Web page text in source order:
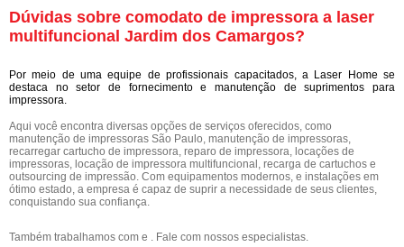
Dúvidas sobre comodato de impressora a laser
multifuncional Jardim dos Camargos?
Por meio de uma equipe de profissionais capacitados, a Laser Home se
destaca no setor de fornecimento e manutenção de suprimentos para
impressora.
Aqui você encontra diversas opções de serviços oferecidos, como
manutenção de impressoras São Paulo, manutenção de impressoras,
recarregar cartucho de impressora, reparo de impressora, locações de
impressoras, locação de impressora multifuncional, recarga de cartuchos e
outsourcing de impressão. Com equipamentos modernos, e instalações em
ótimo estado, a empresa é capaz de suprir a necessidade de seus clientes,
conquistando sua confiança.
Também trabalhamos com e . Fale com nossos especialistas.